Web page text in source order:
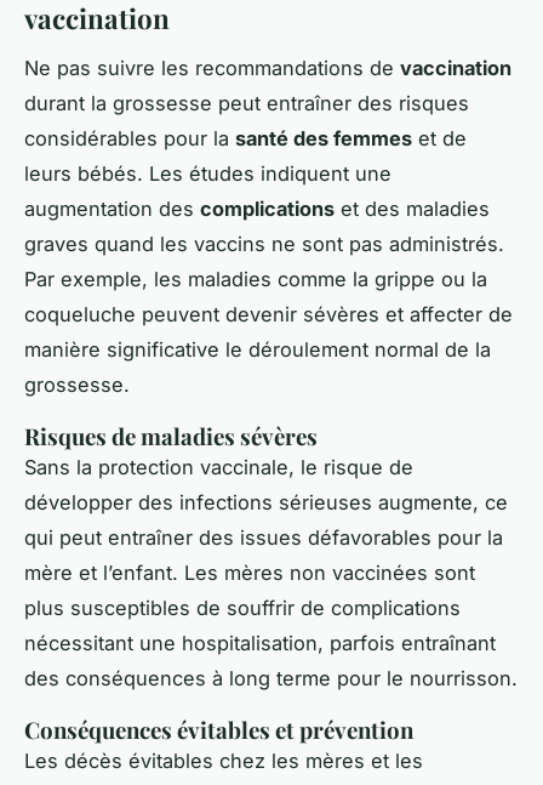
vaccination
Ne pas suivre les recommandations de vaccination
durant la grossesse peut entraîner des risques
considérables pour la santé des femmes et de
leurs bébés. Les études indiquent une
augmentation des complications et des maladies
graves quand les vaccins ne sont pas administrés.
Par exemple, les maladies comme la grippe ou la
coqueluche peuvent devenir sévères et affecter de
manière significative le déroulement normal de la
grossesse.
Risques de maladies sévères
Sans la protection vaccinale, le risque de
développer des infections sérieuses augmente, ce
qui peut entraîner des issues défavorables pour la
mère et l’enfant. Les mères non vaccinées sont
plus susceptibles de souffrir de complications
nécessitant une hospitalisation, parfois entraînant
des conséquences à long terme pour le nourrisson.
Conséquences évitables et prévention
Les décès évitables chez les mères et les